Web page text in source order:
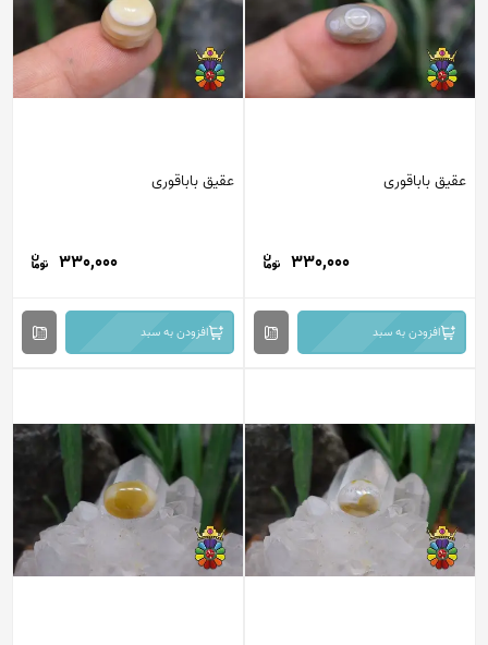
عقیق باباقوری
330,000
افزودن به سبد
عقیق باباقوری
330,000
افزودن به سبد